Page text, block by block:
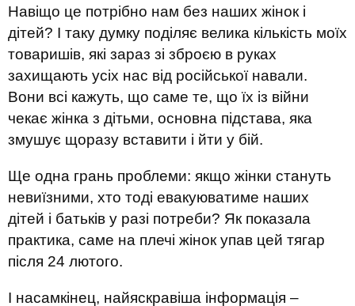
Навіщо це потрібно нам без наших жінок і
дітей? І таку думку поділяє велика кількість моїх
товаришів, які зараз зі зброєю в руках
захищають усіх нас від російської навали.
Вони всі кажуть, що саме те, що їх із війни
чекає жінка з дітьми, основна підстава, яка
змушує щоразу вставити і йти у бій.
Ще одна грань проблеми: якщо жінки стануть
невиїзними, хто тоді евакуюватиме наших
дітей і батьків у разі потреби? Як показала
практика, саме на плечі жінок упав цей тягар
після 24 лютого.
І насамкінец, найяскравіша інформація –